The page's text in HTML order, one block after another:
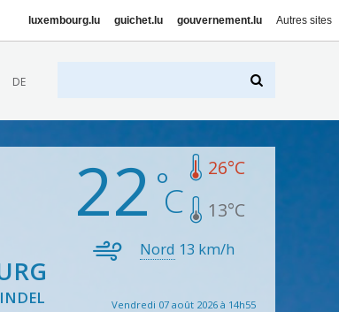
luxembourg.lu guichet.lu gouvernement.lu Autres sites
DE
22 26°C
13°C
Nord 13 km/h
Vendredi 07 août 2026 à 14h55